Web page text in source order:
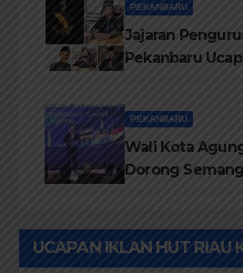
PEKANBARU
Jajaran
Pekanbaru
PEKANBARU
Wali Kota
Dorong
UCAPAN IKLAN HUT RIAU